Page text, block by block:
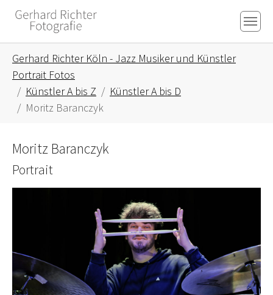
Skip to main content
Skip to page footer
Gerhard Richter Köln - Jazz Musiker und Künstler
Portrait Fotos
Künstler A bis Z
Künstler A bis D
Moritz Baranczyk
Moritz Baranczyk
Portrait